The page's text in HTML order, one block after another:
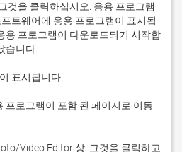
것을 클릭하십시오. 응용 프로그램
트웨어에 응용 프로그램이 표시됩
용 프로그램이 다운로드되기 시작합